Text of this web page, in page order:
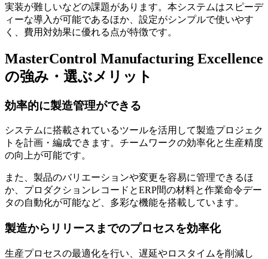
実装が難しいなどの課題があります。本システムはスピーデ
ィーな導入が可能であるほか、設定がシンプルで使いやす
く、費用対効果に優れる点が特徴です。
MasterControl Manufacturing Excellence
の強み・選ぶメリット
効率的に製造管理ができる
システムに搭載されているツールを活用して製造プロジェク
トを計画・編成できます。チームワークの効率化と生産精度
の向上が可能です。
また、製品のバリエーションや変更を容易に管理できるほ
か、 プロダクションレコードとERP間の材料と作業命令デー
タの自動化が可能など、多彩な機能を搭載しています。
製造からリリースまでのプロセスを効率化
生産プロセスの最適化を行い、 遅延やロスタイムを削減し